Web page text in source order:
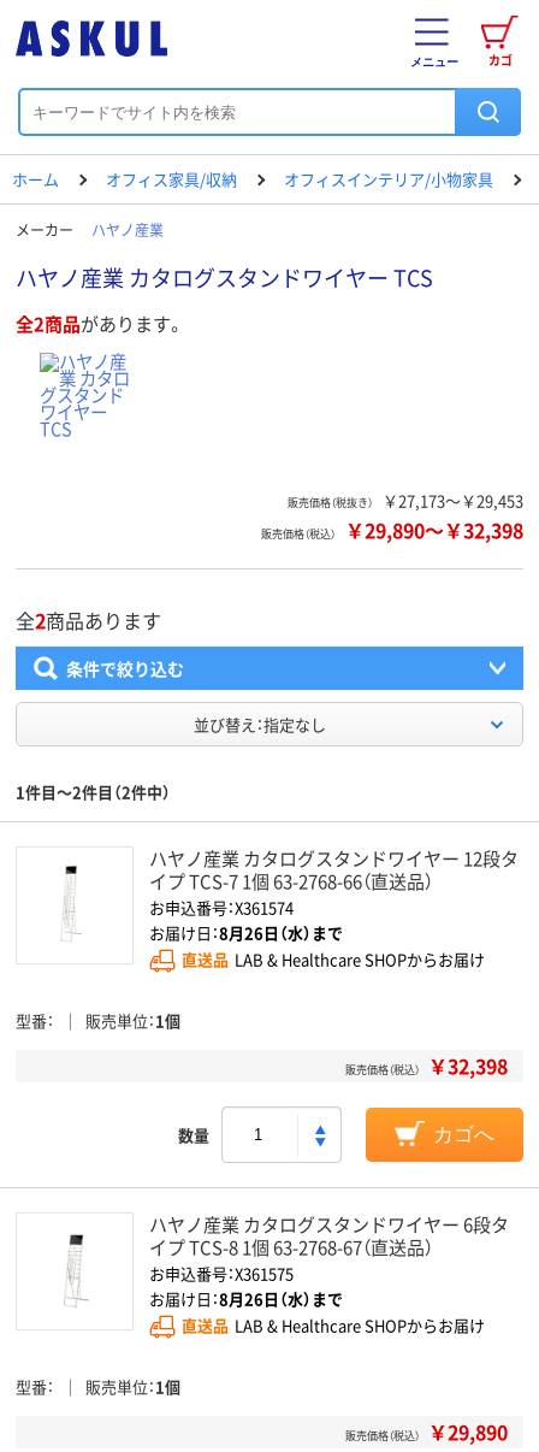
カゴ
メニュー
ホーム オフィス家具/収納 オフィスインテリア/小物家具
メーカー ハヤノ産業
ハヤノ産業 カタログスタンドワイヤー TCS
全2商品があります。
販売価格（税抜き） ￥27,173～￥29,453
販売価格（税込） ￥29,890～￥32,398
全2商品あります
条件で絞り込む
並び替え：指定なし
1件目～2件目（2件中）
ハヤノ産業 カタログスタンドワイヤー 12段タ
イプ TCS-7 1個 63-2768-66（直送品）
お申込番号：X361574
お届け日：8月26日（水）まで
直送品 LAB & Healthcare SHOPからお届け
型番 販売単位 1個
販売価格（税込） ￥32,398
数量 カゴへ
ハヤノ産業 カタログスタンドワイヤー 6段タ
イプ TCS-8 1個 63-2768-67（直送品）
お申込番号：X361575
お届け日：8月26日（水）まで
直送品 LAB & Healthcare SHOPからお届け
型番 販売単位 1個
販売価格（税込） ￥29,890